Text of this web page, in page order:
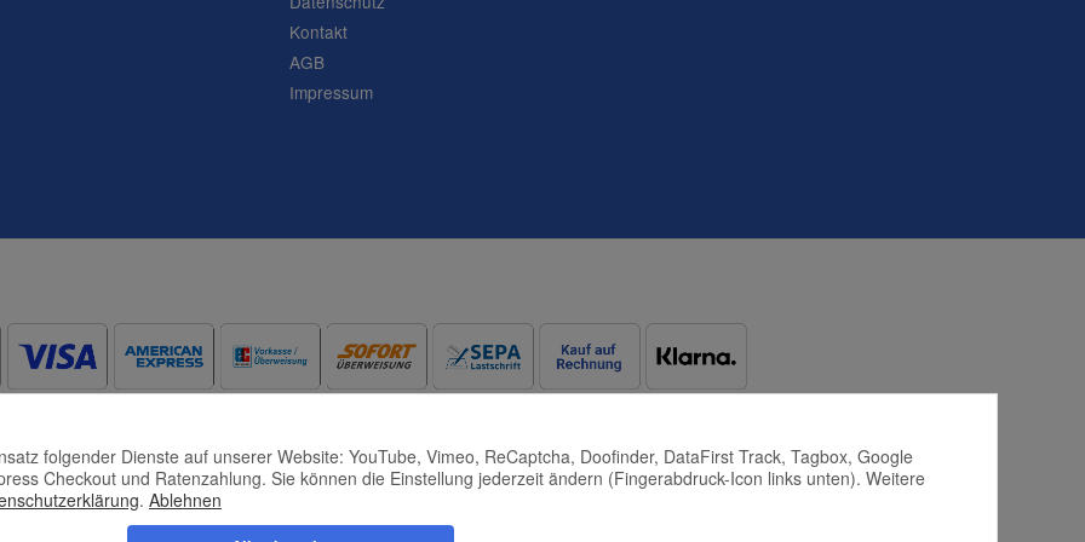
Frage abschicken
Kontakt
AGB
Impressum
folgender Dienste auf unserer Website: YouTube, Vimeo, ReCaptcha, Doofinder, DataFirst Track, Tagbox, Google
Checkout und Ratenzahlung. Sie können die Einstellung jederzeit ändern (Fingerabdruck-Icon links unten). Weitere
. Ablehnen